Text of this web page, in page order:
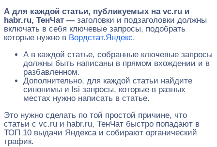
А для каждой статьи, публикуемых на vc.ru и
habr.ru, ТенЧат — заголовки и подзаголовки должны
включать в себя ключевые запросы, подобрать
которые нужно в Вордстат.Яндекс.
А в каждой статье, собранные ключевые запросы
должны быть написаны в прямом вхождении и в
разбавленном.
Дополнительно, для каждой статьи найдите
синонимы и lsi запросы, которые в разных
местах нужно написать в статье.
Это нужно сделать по той простой причине, что
статьи с vc.ru и habr.ru, ТенЧат быстро попадают в
ТОП 10 выдачи Яндекса и собирают органический
трафик.